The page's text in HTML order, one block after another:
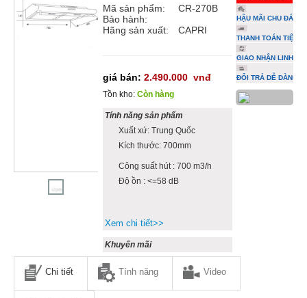
Mã sản phẩm:
CR-270B
Bảo hành:
Hãng sản xuất:
CAPRI
giá bán: 2.490.000 vnđ
Tồn kho: Còn hàng
Tính năng sản phẩm
Xuất xứ: Trung Quốc
Kích thước: 700mm
Công suất hút : 700 m3/h
Độ ồn : <=58 dB
Xem chi tiết>>
Khuyến mãi
HẬU MÃI CHU ĐÁO
THANH TOÁN TIỆN
GIAO NHẬN LINH
ĐỔI TRẢ DỄ DÀNG
Chi tiết Tính năng Video